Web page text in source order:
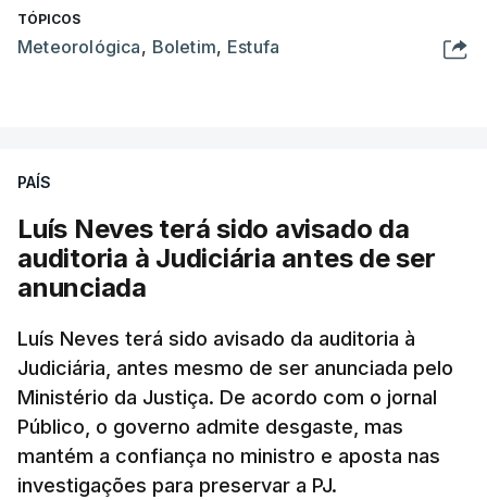
TÓPICOS
Meteorológica, Boletim, Estufa
PAÍS
Luís Neves terá sido avisado da
auditoria à Judiciária antes de ser
anunciada
Luís Neves terá sido avisado da auditoria à
Judiciária, antes mesmo de ser anunciada pelo
Ministério da Justiça. De acordo com o jornal
Público, o governo admite desgaste, mas
mantém a confiança no ministro e aposta nas
investigações para preservar a PJ.